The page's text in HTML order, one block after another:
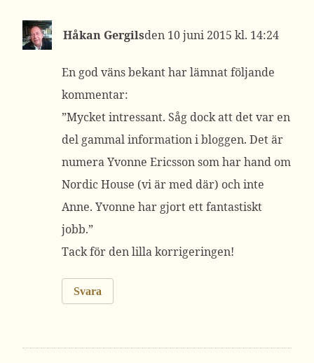
Håkan Gergils 10 juni 2015 kl. 14:24
En god väns bekant har lämnat följande
kommentar:
”Mycket intressant. Såg dock att det var en
del gammal information i bloggen. Det är
numera Yvonne Ericsson som har hand om
Nordic House (vi är med där) och inte
Anne. Yvonne har gjort ett fantastiskt
jobb.”
Tack för den lilla korrigeringen!
Svara